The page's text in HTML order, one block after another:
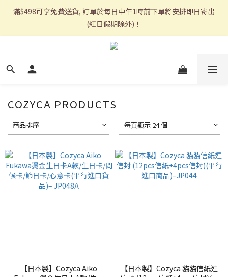
滿$498可享免費送貨, 訂單於每日中午1時前下單將安排即日寄出
(紅日假期除外)！
COZYCA PRODUCTS
商品排序 每頁顯示 24 個
【日本製】Cozyca Aiko
【日本製】Cozyca 貓貓信紙連